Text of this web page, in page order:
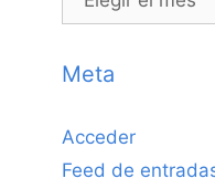
Meta
Acceder
Feed de